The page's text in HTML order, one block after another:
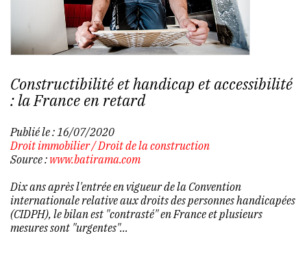
Constructibilité et handicap et accessibilité
: la France en retard
Publié le : 16/07/2020
Droit immobilier/Droit de la construction
Source : www.batirama.com
Dix ans après l'entrée en vigueur de la Convention
internationale relative aux droits des personnes handicapées
(CIDPH), le bilan est "contrasté" en France et plusieurs
mesures sont "urgentes"...